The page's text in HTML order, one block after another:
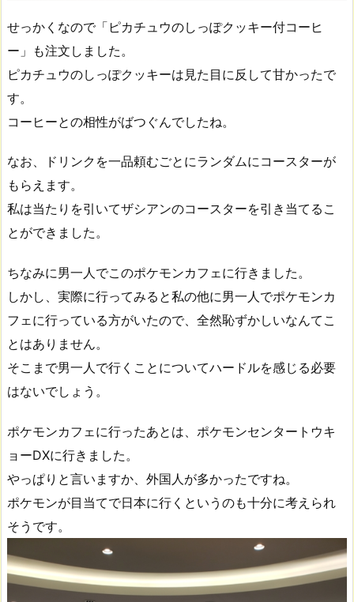
せっかくなので「ピカチュウのしっぽクッキー付コーヒ
ー」も注文しました。
ピカチュウのしっぽクッキーは見た目に反して甘かったで
す。
コーヒーとの相性がばつぐんでしたね。
なお、ドリンクを一品頼むごとにランダムにコースターが
もらえます。
私は当たりを引いてザシアンのコースターを引き当てるこ
とができました。
ちなみに男一人でこのポケモンカフェに行きました。
しかし、実際に行ってみると私の他に男一人でポケモンカ
フェに行っている方がいたので、全然恥ずかしいなんてこ
とはありません。
そこまで男一人で行くことについてハードルを感じる必要
はないでしょう。
ポケモンカフェに行ったあとは、ポケモンセンタートウキ
ョーDXに行きました。
やっぱりと言いますか、外国人が多かったですね。
ポケモンが目当てで日本に行くというのも十分に考えられ
そうです。